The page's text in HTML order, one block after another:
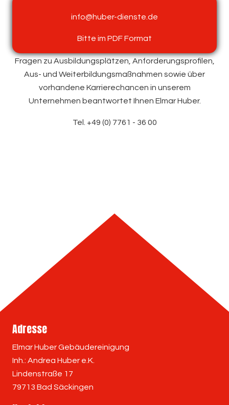
info@huber-dienste.de
Bitte im PDF Format
Fragen zu Ausbildungsplätzen, Anforderungsprofilen,
Aus- und Weiterbildungsmaßnahmen sowie über
vorhandene Karrierechancen in unserem
Unternehmen beantwortet Ihnen Elmar Huber.
Tel. +49 (0) 7761 - 36 00
Adresse
Elmar Huber Gebäudereinigung
Inh.: Andrea Huber e.K.
Lindenstraße 17
79713 Bad Säckingen